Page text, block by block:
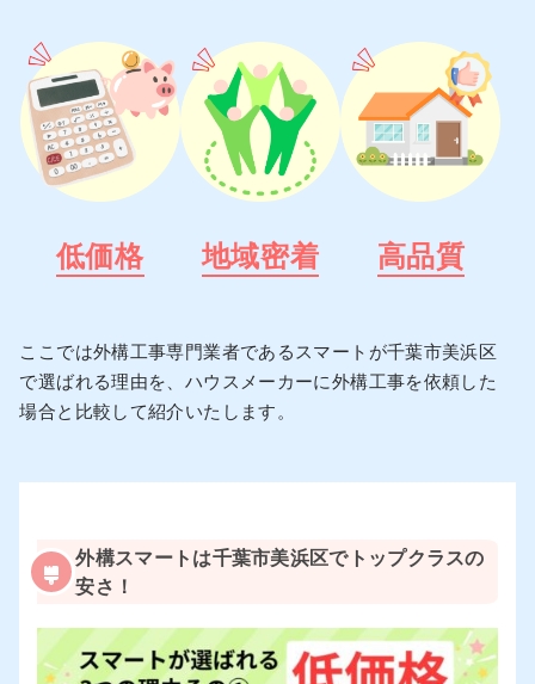
低価格 地域密着 高品質
ここでは外構工事専門業者であるスマートが千葉市美浜区
で選ばれる理由を、ハウスメーカーに外構工事を依頼した
場合と比較して紹介いたします。
外構スマートは千葉市美浜区でトップクラスの
安さ！